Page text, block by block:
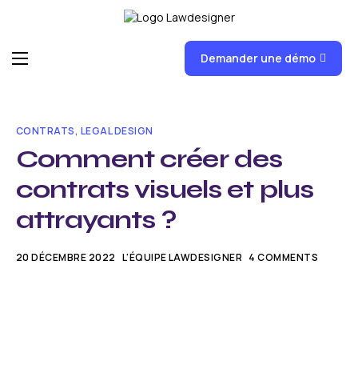
FAQ
News
Formations
Tarifs
Demander une démo
CONTRATS, LEGAL DESIGN
Comment créer des
contrats visuels et plus
attrayants ?
20 DÉCEMBRE 2022 L'ÉQUIPE LAWDESIGNER 4 COMMENTS